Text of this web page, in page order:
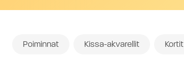
Poiminnat Kissa-akvarellit Kortit